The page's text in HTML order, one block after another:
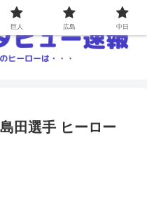
田選手 ヒーロー
巨人 広島 中日